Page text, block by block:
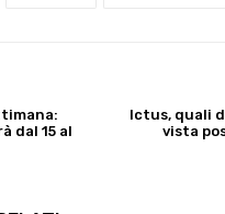
dal 15 al
Ictus, quali
vista